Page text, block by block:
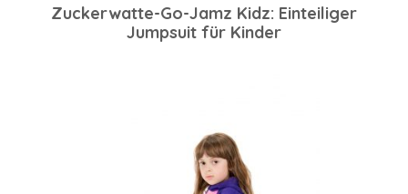
Zuckerwatte-Go-Jamz Kidz: Einteiliger
Jumpsuit für Kinder